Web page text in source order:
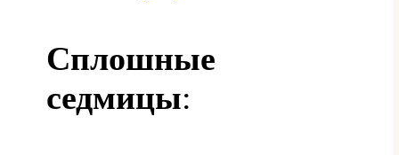
Сплошные
седмицы: